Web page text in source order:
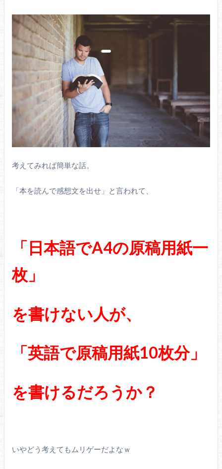
考えてみれば簡単な話。
「本を読んで感想文を出せ」と言われて、
「日本語でA4の原稿用紙一
枚」
を書けない人が、
「英語で原稿用紙10枚分」
を書けるだろうか？
いやどう考えてもムリゲーだよなｗ